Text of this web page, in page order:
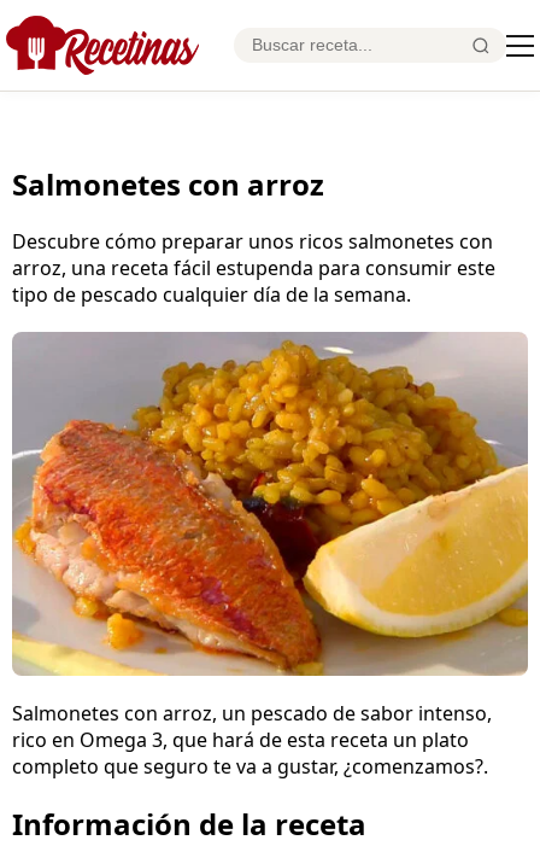
Salmonetes con arroz
Descubre cómo preparar unos ricos salmonetes con
arroz, una receta fácil estupenda para consumir este
tipo de pescado cualquier día de la semana.
Salmonetes con arroz, un pescado de sabor intenso,
rico en Omega 3, que hará de esta receta un plato
completo que seguro te va a gustar, ¿comenzamos?.
Información de la receta